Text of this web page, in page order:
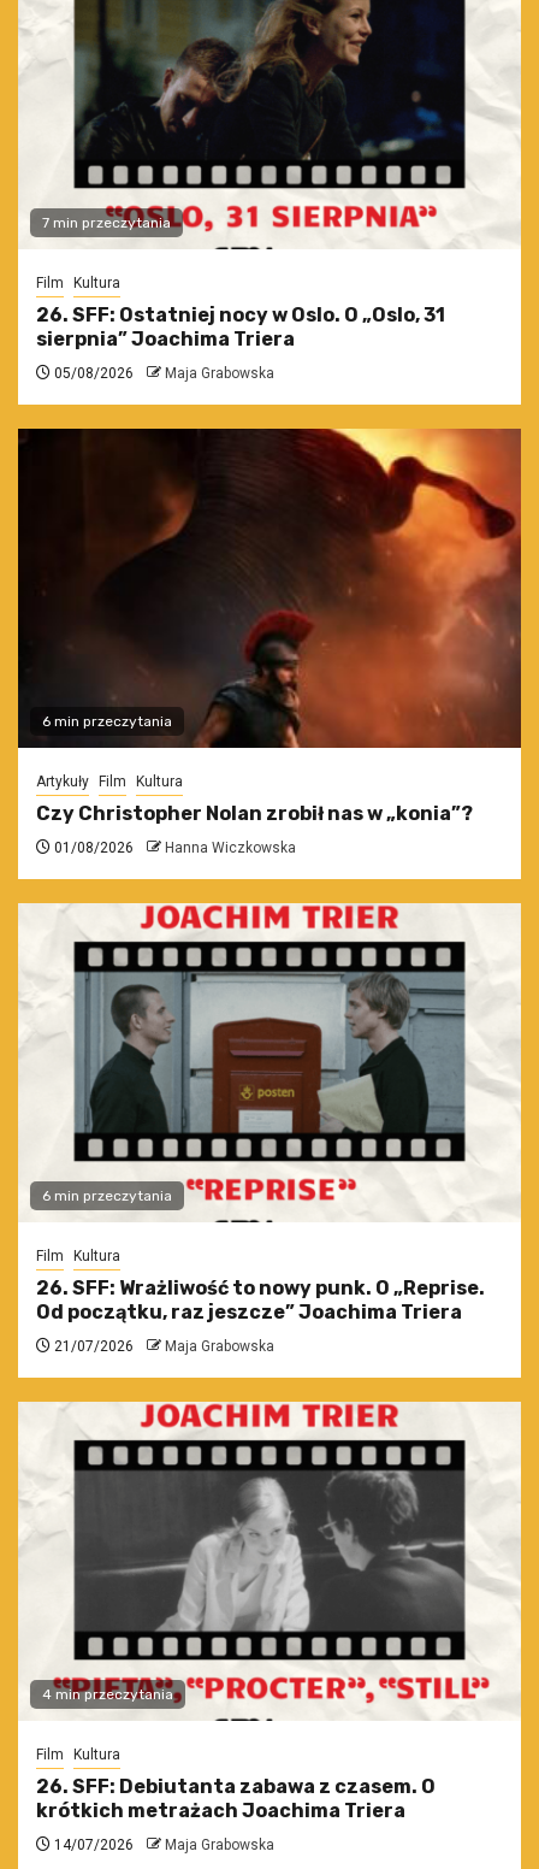
7 min przeczytania
Film Kultura
26. SFF: Ostatniej nocy w Oslo. O „Oslo, 31
sierpnia” Joachima Triera
05/08/2026 Maja Grabowska
6 min przeczytania
Artykuły Film Kultura
Czy Christopher Nolan zrobił nas w „konia”?
01/08/2026 Hanna Wiczkowska
6 min przeczytania
Film Kultura
26. SFF: Wrażliwość to nowy punk. O „Reprise.
Od początku, raz jeszcze” Joachima Triera
21/07/2026 Maja Grabowska
4 min przeczytania
Film Kultura
26. SFF: Debiutanta zabawa z czasem. O
krótkich metrażach Joachima Triera
14/07/2026 Maja Grabowska